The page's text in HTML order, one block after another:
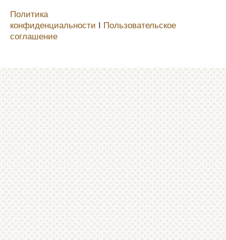
Политика
конфиденциальности Ι Пользовательское
соглашение